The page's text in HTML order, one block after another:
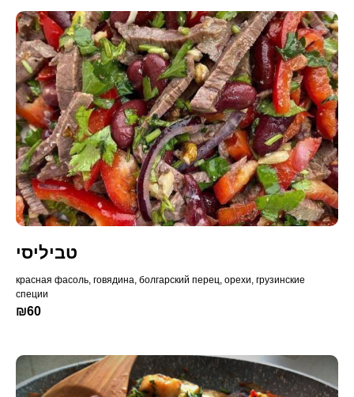
טביליסי
красная фасоль, говядина, болгарский перец, орехи, грузинские
специи
₪60